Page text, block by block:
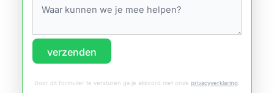
verzenden
Door dit formulier te versturen ga je akkoord met onze privacyverklaring